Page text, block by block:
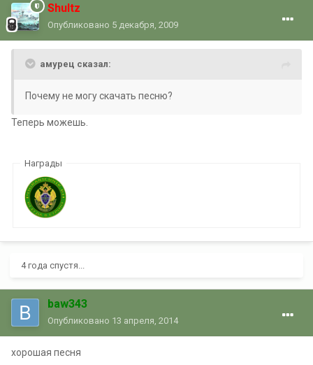
Shultz
Опубликовано 5 декабря, 2009
амурец сказал:
Почему не могу скачать песню?
Теперь можешь.
Награды
4 года спустя...
baw343
Опубликовано 13 апреля, 2014
хорошая песня